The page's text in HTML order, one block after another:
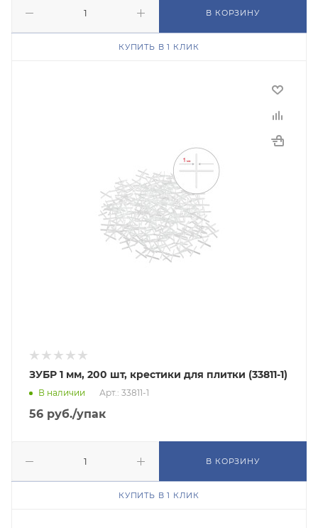
В КОРЗИНУ
КУПИТЬ В 1 КЛИК
ЗУБР 1 мм, 200 шт, крестики для плитки (33811-1)
В наличии Арт.: 33811-1
56 руб./упак
В КОРЗИНУ
КУПИТЬ В 1 КЛИК